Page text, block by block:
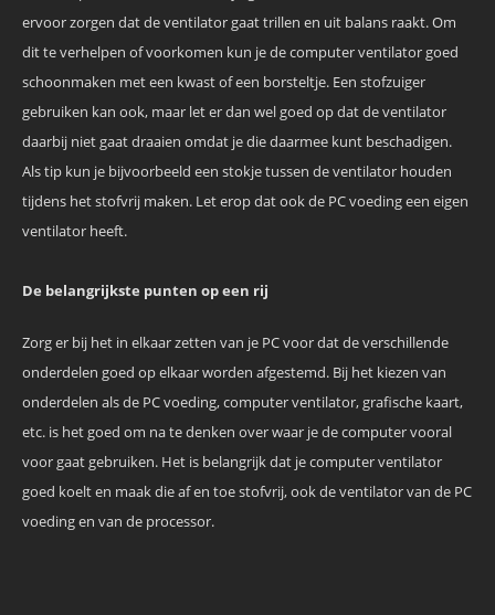
ervoor zorgen dat de ventilator gaat trillen en uit balans raakt. Om
dit te verhelpen of voorkomen kun je de computer ventilator goed
schoonmaken met een kwast of een borsteltje. Een stofzuiger
gebruiken kan ook, maar let er dan wel goed op dat de ventilator
daarbij niet gaat draaien omdat je die daarmee kunt beschadigen.
Als tip kun je bijvoorbeeld een stokje tussen de ventilator houden
tijdens het stofvrij maken. Let erop dat ook de PC voeding een eigen
ventilator heeft.
De belangrijkste punten op een rij
Zorg er bij het in elkaar zetten van je PC voor dat de verschillende
onderdelen goed op elkaar worden afgestemd. Bij het kiezen van
onderdelen als de PC voeding, computer ventilator, grafische kaart,
etc. is het goed om na te denken over waar je de computer vooral
voor gaat gebruiken. Het is belangrijk dat je computer ventilator
goed koelt en maak die af en toe stofvrij, ook de ventilator van de PC
voeding en van de processor.